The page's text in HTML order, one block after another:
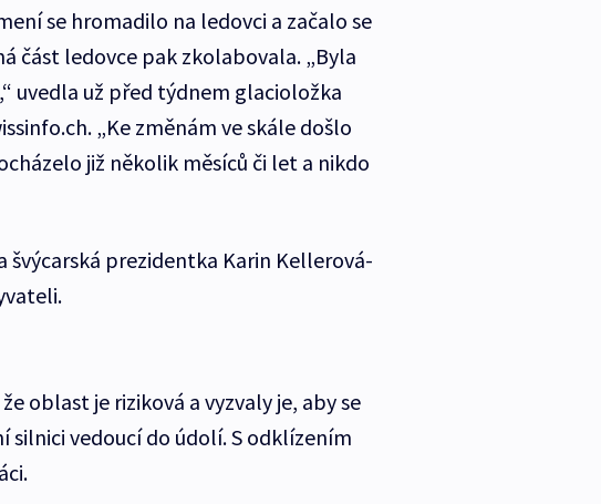
se hromadilo na ledovci a začalo se
část ledovce pak zkolabovala. „Byla
uvedla už před týdnem glacioložka
„Ke změnám ve skále došlo
již několik měsíců či let a nikdo
švýcarská prezidentka Karin Kellerová-
oblast je riziková a vyzvaly je, aby se
silnici vedoucí do údolí. S odklízením